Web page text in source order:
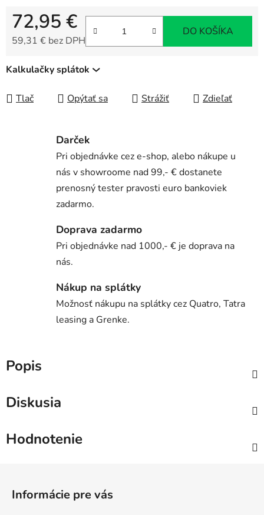
72,95 €
59,31 € bez DPH
DO KOŠÍKA
Kalkulačky splátok
Tlač Opýtať sa Strážiť Zdieľať
Darček
Pri objednávke cez e-shop, alebo nákupe u
nás v showroome nad 99,- € dostanete
prenosný tester pravosti euro bankoviek
zadarmo.
Doprava zadarmo
Pri objednávke nad 1000,- € je doprava na
nás.
Nákup na splátky
Možnosť nákupu na splátky cez Quatro, Tatra
leasing a Grenke.
Popis
Diskusia
Hodnotenie
Informácie pre vás